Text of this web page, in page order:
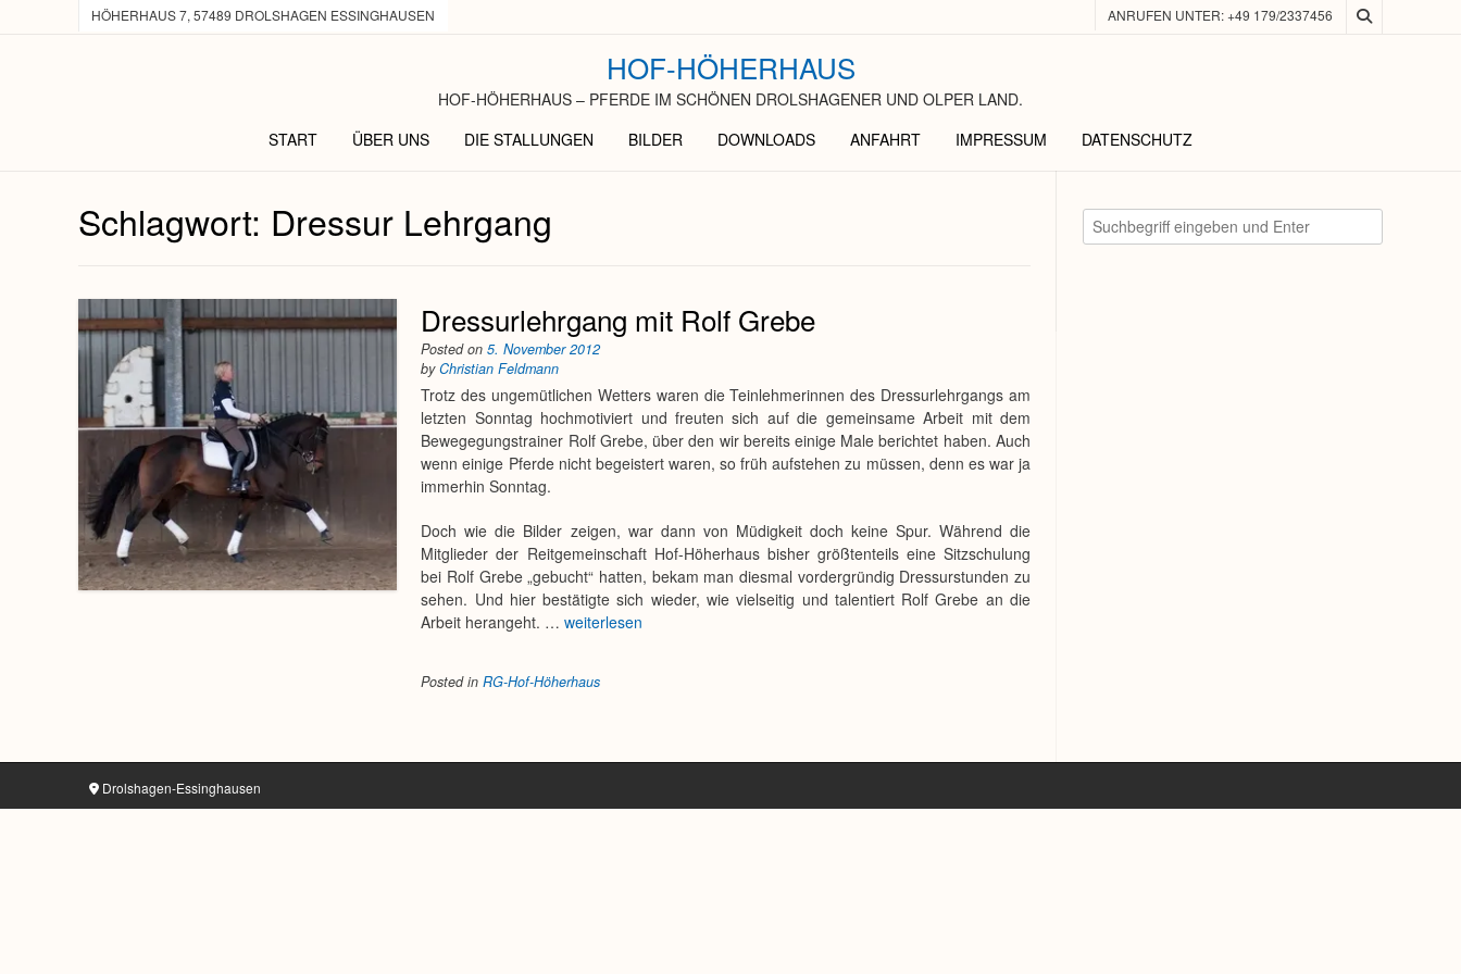
HÖHERHAUS 7, 57489 DROLSHAGEN ESSINGHAUSEN ANRUFEN UNTER: +49 179/2337456
HOF-HÖHERHAUS
HOF-HÖHERHAUS – PFERDE IM SCHÖNEN DROLSHAGENER UND OLPER LAND.
START
ÜBER UNS DIE STALLUNGEN BILDER DOWNLOADS ANFAHRT IMPRESSUM DATENSCHUTZ
Schlagwort: Dressur Lehrgang
Dressurlehrgang mit Rolf Grebe
Posted on5. November 2012
byChristian Feldmann
Trotz des ungemütlichen Wetters waren die Teinlehmerinnen des Dressurlehrgangs am
letzten Sonntag hochmotiviert und freuten sich auf die gemeinsame Arbeit mit dem
Bewegegungstrainer Rolf Grebe, über den wir bereits einige Male berichtet haben. Auch
wenn einige Pferde nicht begeistert waren, so früh aufstehen zu müssen, denn es war ja
immerhin Sonntag.
Doch wie die Bilder zeigen, war dann von Müdigkeit doch keine Spur. Während die
Mitglieder der Reitgemeinschaft Hof-Höherhaus bisher größtenteils eine Sitzschulung
bei Rolf Grebe „gebucht“ hatten, bekam man diesmal vordergründig Dressurstunden zu
sehen. Und hier bestätigte sich wieder, wie vielseitig und talentiert Rolf Grebe an die
Arbeit herangeht. …weiterlesen
Posted inRG-Hof-Höherhaus
Drolshagen-Essinghausen